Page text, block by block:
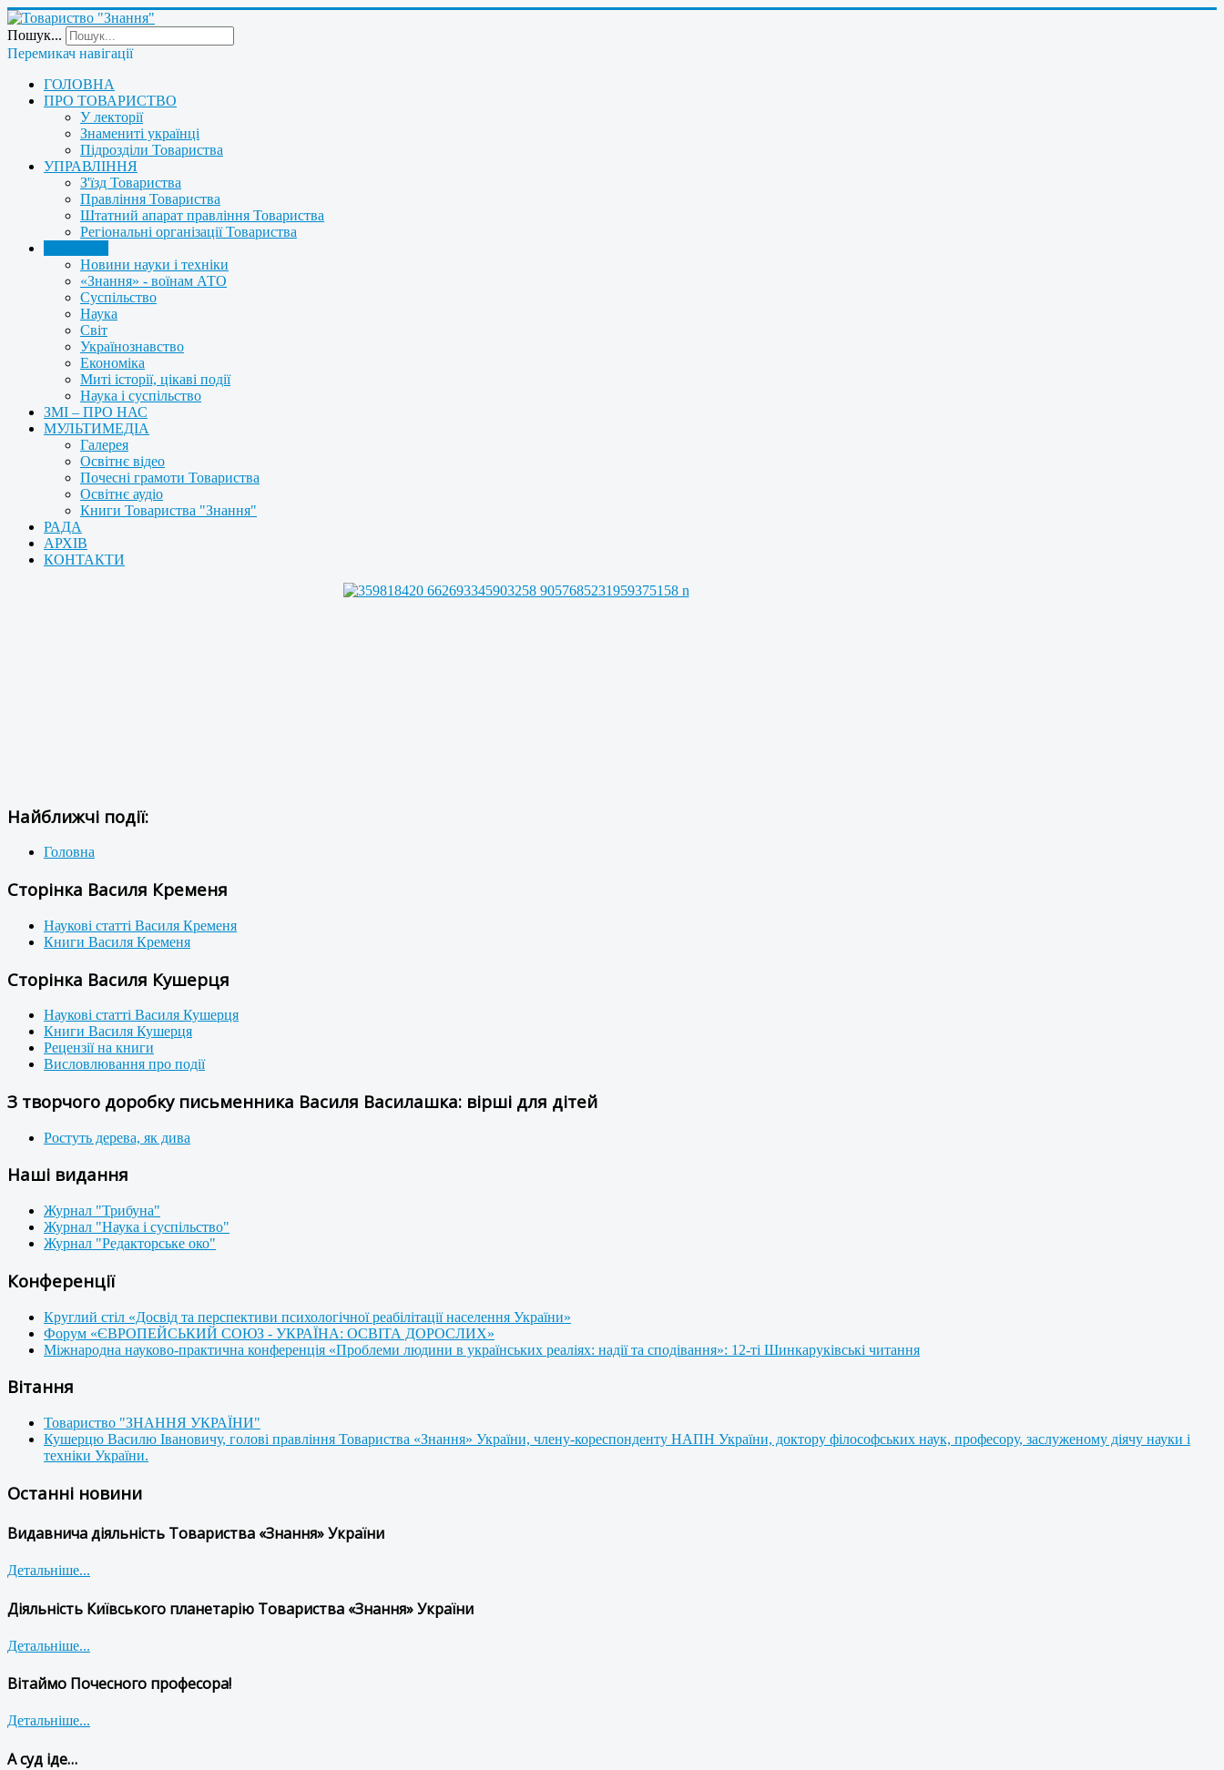
Пошук...
Перемикач навігації
ГОЛОВНА
ПРО ТОВАРИСТВО
У лекторії
Знамениті українці
Підрозділи Товариства
УПРАВЛІННЯ
З'їзд Товариства
Правління Товариства
Штатний апарат правління Товариства
Регіональні організації Товариства
Новини науки і техніки
«Знання» - воїнам АТО
Суспільство
Наука
Світ
Українознавство
Економіка
Миті історії, цікаві події
Наука і суспільство
ЗМІ – ПРО НАС
МУЛЬТИМЕДІА
Галерея
Освітнє відео
Почесні грамоти Товариства
Освітнє аудіо
Книги Товариства "Знання"
РАДА
АРХІВ
КОНТАКТИ
Найближчі події:
Головна
Сторінка Василя Кременя
Наукові статті Василя Кременя
Книги Василя Кременя
Сторінка Василя Кушерця
Наукові статті Василя Кушерця
Книги Василя Кушерця
Рецензії на книги
Висловлювання про події
З творчого доробку письменника Василя Василашка: вірші для дітей
Ростуть дерева, як дива
Наші видання
Журнал "Трибуна"
Журнал "Наука і суспільство"
Журнал "Редакторське око"
Конференції
Круглий стіл «Досвід та перспективи психологічної реабілітації населення України»
Форум «ЄВРОПЕЙСЬКИЙ СОЮЗ - УКРАЇНА: ОСВІТА ДОРОСЛИХ»
Міжнародна науково-практична конференція «Проблеми людини в українських реаліях: надії та сподівання»: 12-ті Шинкаруківські читання
Вітання
Товариство "ЗНАННЯ УКРАЇНИ"
Кушерцю Василю Івановичу, голові правління Товариства «Знання» України, члену-кореспонденту НАПН України, доктору філософських наук, професору, заслуженому діячу науки і
техніки України.
Останні новини
Видавнича діяльність Товариства «Знання» України
Детальніше...
Діяльність Київського планетарію Товариства «Знання» України
Детальніше...
Вітаймо Почесного професора!
Детальніше...
А суд іде…